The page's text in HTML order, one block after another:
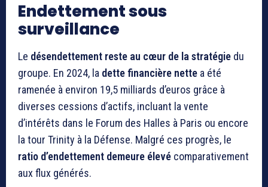
Endettement sous
surveillance
Le désendettement reste au cœur de la stratégie du
groupe. En 2024, la dette financière nette a été
ramenée à environ 19,5 milliards d’euros grâce à
diverses cessions d’actifs, incluant la vente
d’intérêts dans le Forum des Halles à Paris ou encore
la tour Trinity à la Défense. Malgré ces progrès, le
ratio d’endettement demeure élevé comparativement
aux flux générés.